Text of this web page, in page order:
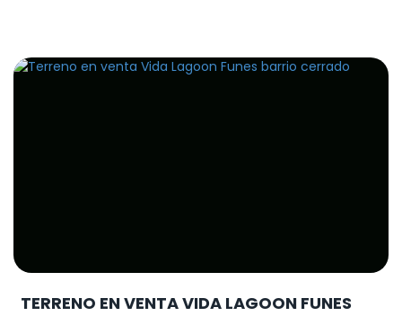
TERRENO EN VENTA VIDA LAGOON FUNES